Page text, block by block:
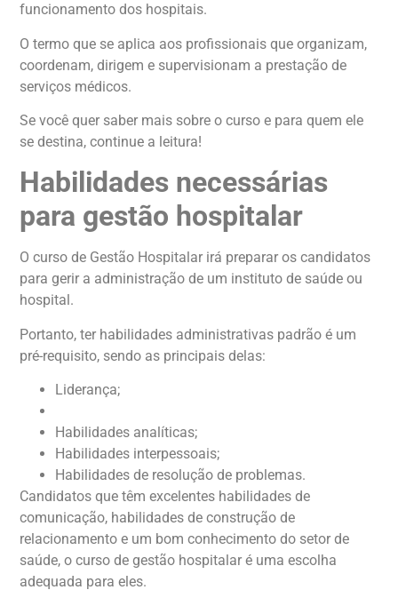
funcionamento dos hospitais.
O termo que se aplica aos profissionais que organizam,
coordenam, dirigem e supervisionam a prestação de
serviços médicos.
Se você quer saber mais sobre o curso e para quem ele
se destina, continue a leitura!
Habilidades necessárias
para gestão hospitalar
O curso de Gestão Hospitalar irá preparar os candidatos
para gerir a administração de um instituto de saúde ou
hospital.
Portanto, ter habilidades administrativas padrão é um
pré-requisito, sendo as principais delas:
Liderança;
Habilidades analíticas;
Habilidades interpessoais;
Habilidades de resolução de problemas.
Candidatos que têm excelentes habilidades de
comunicação, habilidades de construção de
relacionamento e um bom conhecimento do setor de
saúde, o curso de gestão hospitalar é uma escolha
adequada para eles.